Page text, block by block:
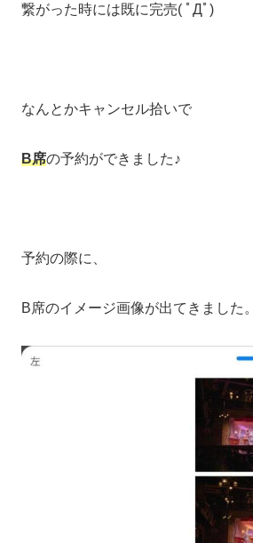
繋がった時には既に完売( ﾟДﾟ)
なんとかキャンセル拾いで
B席の予約ができました♪
予約の際に、
B席のイメージ画像が出てきました。